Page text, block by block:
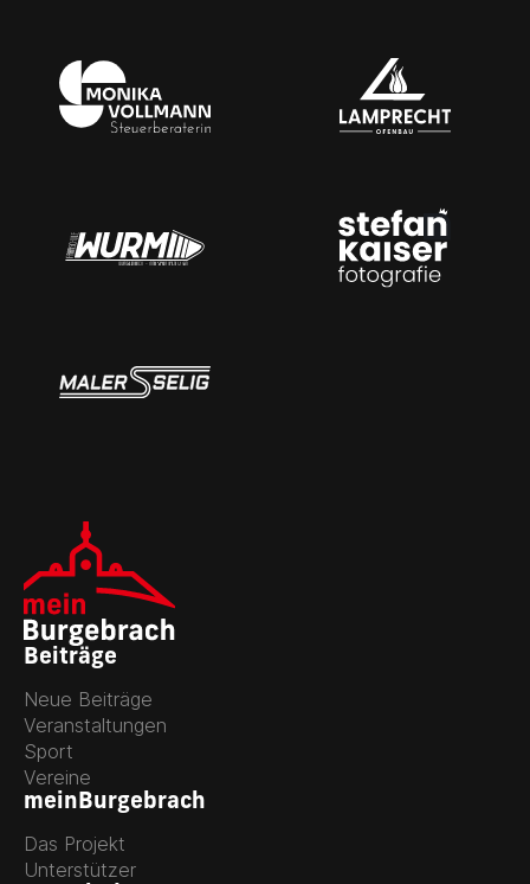
Beiträge
Neue Beiträge
Veranstaltungen
Sport
Vereine
meinBurgebrach
Das Projekt
Unterstützer